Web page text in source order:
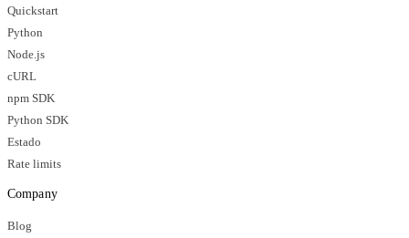
Quickstart
Python
Node.js
cURL
npm SDK
Python SDK
Estado
Rate limits
Company
Blog